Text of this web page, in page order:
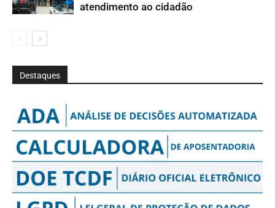
atendimento ao cidadão
Destaques